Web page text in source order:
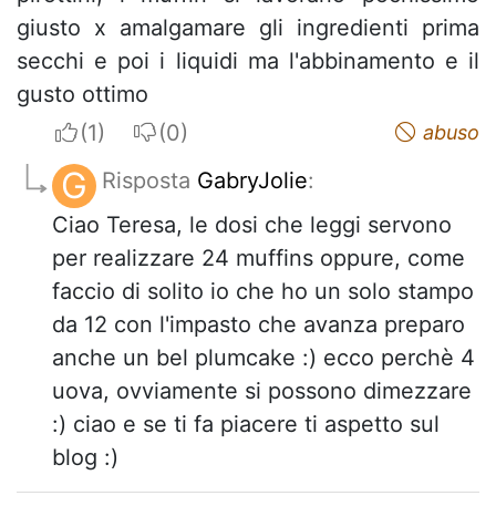
giusto x amalgamare gli ingredienti prima
secchi e poi i liquidi ma l'abbinamento e il
gusto ottimo
I apreciateI do not appreciate abuso
G Risposta GabryJolie:
Ciao Teresa, le dosi che leggi servono
per realizzare 24 muffins oppure, come
faccio di solito io che ho un solo stampo
da 12 con l'impasto che avanza preparo
anche un bel plumcake :) ecco perchè 4
uova, ovviamente si possono dimezzare
:) ciao e se ti fa piacere ti aspetto sul
blog :)